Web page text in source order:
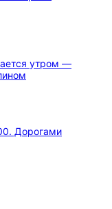
утром —